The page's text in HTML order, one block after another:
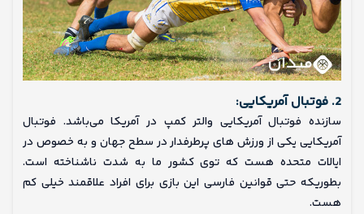
2. فوتبال آمریکایی:
سازنده فوتبال آمریکایی والتر کمپ در آمریکا می‌باشد. فوتبال
آمریکایی یکی از ورزش های پرطرفدار در سطح جهان و به خصوص در
ایالات متحده هست که توی کشور ما به شدت ناشناخته است.
بطوریکه حتی قوانین فارسی این بازی برای افراد علاقمند خیلی کم
هست.